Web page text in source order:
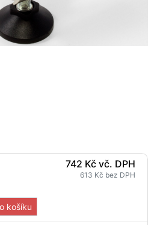
742 Kč vč. DPH
613 Kč bez DPH
košíku